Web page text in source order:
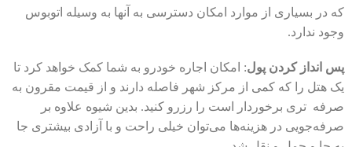
که در بسیاری از موارد امکان دسترسی به آن­ها به وسیله اتوبوس
وجود ندارد.
پس ­انداز کردن پول: امکان اجاره خودرو به شما کمک خواهد کرد تا
یک هتل را که کمی از مرکز شهر فاصله دارند و از قیمت مقرون به
صرفه­ تری برخوردار است را رزرو کنید. بدین شیوه علاوه بر
صرفه‌جویی در هزینه‌ها می‌توان خیلی راحت و با آزادی بیشتری جا